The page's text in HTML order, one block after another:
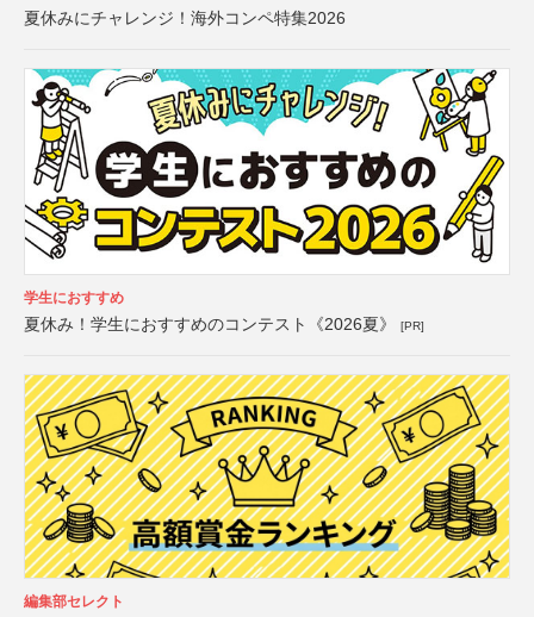
夏休みにチャレンジ！海外コンペ特集2026
学生におすすめ
夏休み！学生におすすめのコンテスト《2026夏》 [PR]
編集部セレクト